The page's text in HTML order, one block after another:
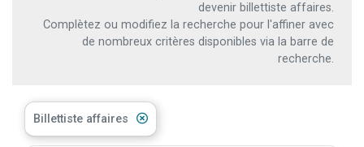
devenir billettiste affaires.
Complètez ou modifiez la recherche pour l'affiner avec
de nombreux critères disponibles via la barre de
recherche.
Billettiste affaires